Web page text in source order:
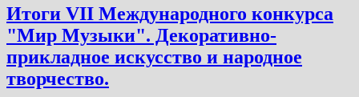
конкурса
«Мир
Музыки».
Изобразительное
искусство.
Итоги VII Международного конкурса
"Мир Музыки". Декоративно-
прикладное искусство и народное
творчество.